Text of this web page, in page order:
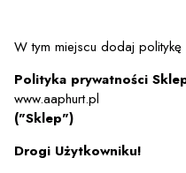
W tym miejscu dodaj
Polityka prywatności
www.aaphurt.pl
("Sklep")
Drogi Użytkowniku!